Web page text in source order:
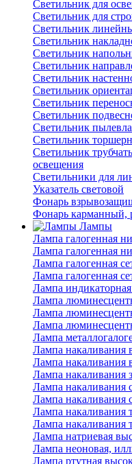
Светильник для
Светильник для
Светильник
Светильник
Светильник
Светильник
Светильник
Светильник
Светильник
Светильник
Светильник
Светильник
Светильник
освещения
Светильники для
Указатель световой
Фонарь
Фонарь карманный,
Лампы
Лампа галогенная
Лампа галогенная
Лампа галогенная
Лампа галогенная
Лампа
Лампа
Лампа
Лампа
Лампа
Лампа накаливания
Лампа накаливания
Лампа накаливания
Лампа накаливания
Лампа накаливания
Лампа накаливания
Лампа накаливания
Лампа натриевая
Лампа неоновая,
Лампа ртутная